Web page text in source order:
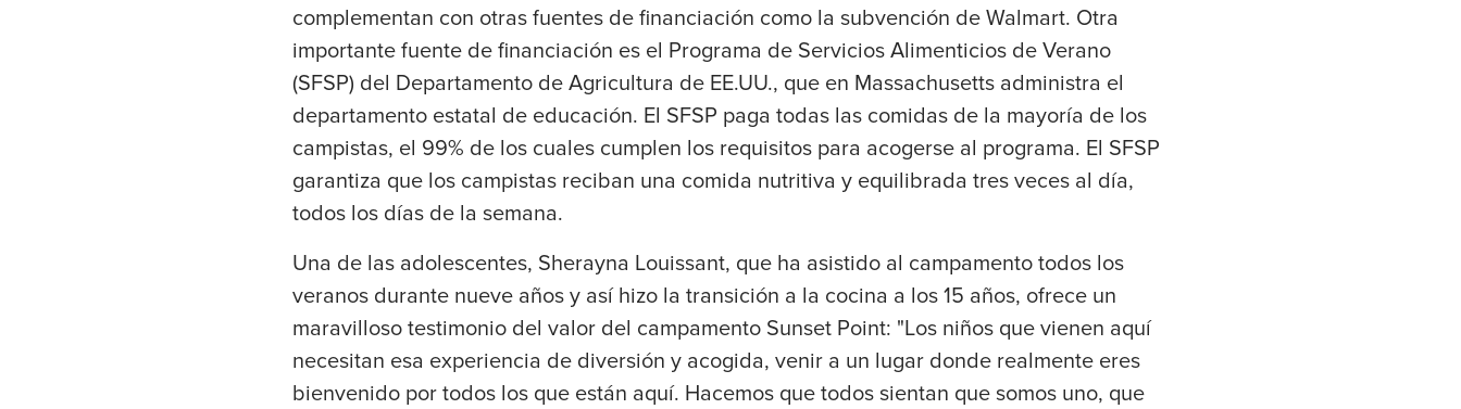
complementan con otras fuentes de financiación como la subvención de Walmart. Otra
importante fuente de financiación es el Programa de Servicios Alimenticios de Verano
(SFSP) del Departamento de Agricultura de EE.UU., que en Massachusetts administra el
departamento estatal de educación. El SFSP paga todas las comidas de la mayoría de los
campistas, el 99% de los cuales cumplen los requisitos para acogerse al programa. El SFSP
garantiza que los campistas reciban una comida nutritiva y equilibrada tres veces al día,
todos los días de la semana.
Una de las adolescentes, Sherayna Louissant, que ha asistido al campamento todos los
veranos durante nueve años y así hizo la transición a la cocina a los 15 años, ofrece un
maravilloso testimonio del valor del campamento Sunset Point: "Los niños que vienen aquí
necesitan esa experiencia de diversión y acogida, venir a un lugar donde realmente eres
bienvenido por todos los que están aquí. Hacemos que todos sientan que somos uno, que